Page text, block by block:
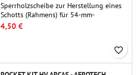
Sperrholzscheibe zur Herstellung eines
Schotts (Rahmens) für 54-mm-
Rohrkupplungen (PT-2.1 oder QT-2.1)
von Public Missiles Ltd.
4,50 €
favorite_border